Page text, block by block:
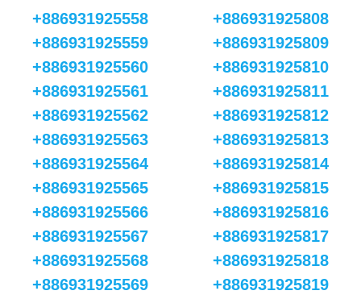
+886931925558
+886931925559
+886931925560
+886931925561
+886931925562
+886931925563
+886931925564
+886931925565
+886931925566
+886931925567
+886931925568
+886931925569
+886931925808
+886931925809
+886931925810
+886931925811
+886931925812
+886931925813
+886931925814
+886931925815
+886931925816
+886931925817
+886931925818
+886931925819